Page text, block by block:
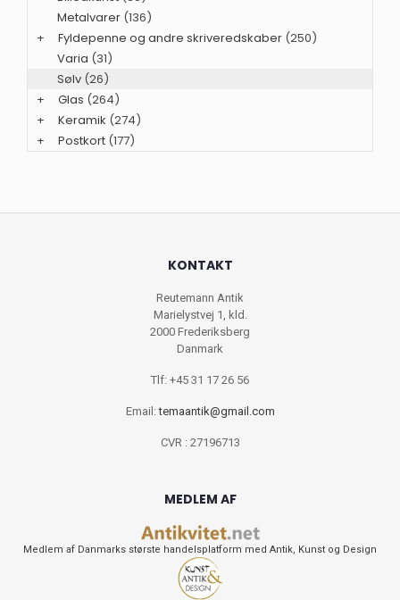
Metalvarer (136)
+
Fyldepenne og andre skriveredskaber (250)
Varia (31)
Sølv (26)
+
Glas (264)
+
Keramik (274)
+
Postkort (177)
KONTAKT
Reutemann Antik
Marielystvej 1, kld.
2000 Frederiksberg
Danmark
Tlf: +45 31 17 26 56
Email:temaantik@gmail.com
CVR : 27196713
MEDLEM AF
Medlem af Danmarks største handelsplatform med Antik, Kunst og Design